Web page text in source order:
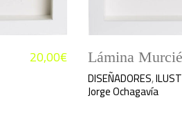
20,00€ Lámina
DISEÑADORES,
Jorge Ochagavía